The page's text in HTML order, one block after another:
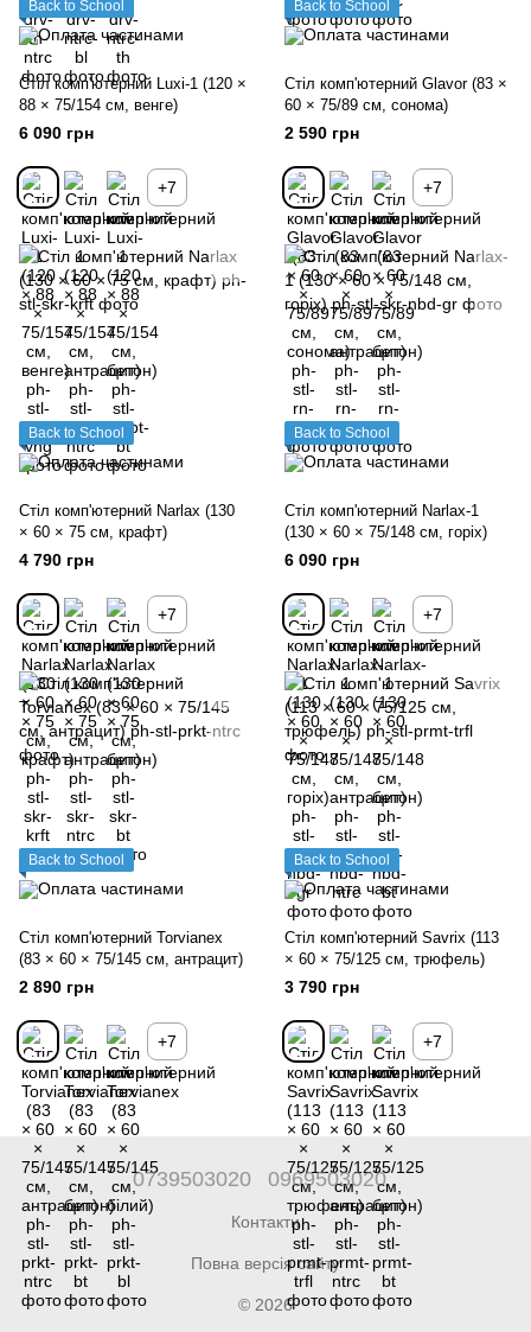
Back to School
Стіл комп'ютерний Luxi-1 (120 ×
88 × 75/154 см, венге)
6 090 грн
+7
Back to School
Стіл комп'ютерний Glavor (83 ×
60 × 75/89 см, сонома)
2 590 грн
+7
Back to School
Стіл комп'ютерний Narlax (130
× 60 × 75 см, крафт)
4 790 грн
+7
Back to School
Стіл комп'ютерний Narlax-1
(130 × 60 × 75/148 см, горіх)
6 090 грн
+7
Back to School
Стіл комп'ютерний Torvianex
(83 × 60 × 75/145 см, антрацит)
2 890 грн
+7
Back to School
Стіл комп'ютерний Savrix (113
× 60 × 75/125 см, трюфель)
3 790 грн
+7
0739503020 0969503020
Контакти
Повна версія сайту
© 2026